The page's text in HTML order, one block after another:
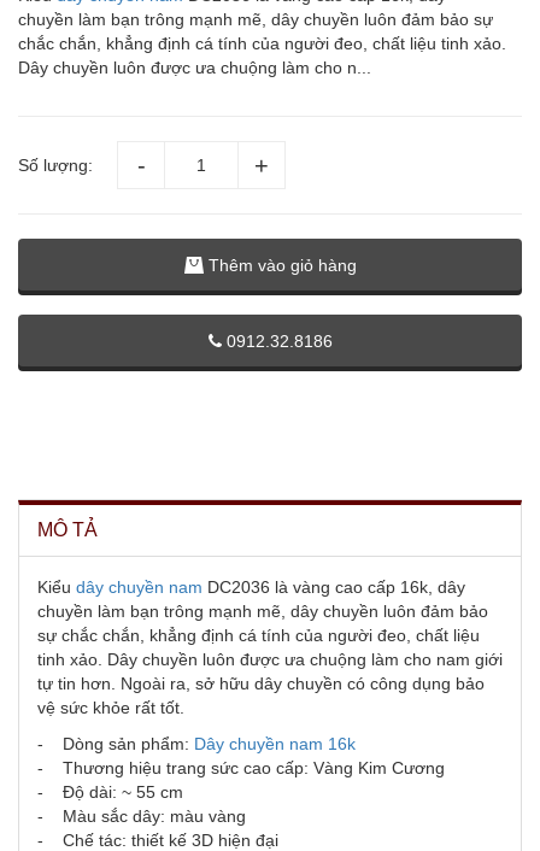
chuyền làm bạn trông mạnh mẽ, dây chuyền luôn đảm bảo sự
chắc chắn, khẳng định cá tính của người đeo, chất liệu tinh xảo.
Dây chuyền luôn được ưa chuộng làm cho n...
Số lượng:
Thêm vào giỏ hàng
0912.32.8186
MÔ TẢ
Kiểu dây chuyền nam DC2036 là vàng cao cấp 16k, dây
chuyền làm bạn trông mạnh mẽ, dây chuyền luôn đảm bảo
sự chắc chắn, khẳng định cá tính của người đeo, chất liệu
tinh xảo. Dây chuyền luôn được ưa chuộng làm cho nam giới
tự tin hơn. Ngoài ra, sở hữu dây chuyền có công dụng bảo
vệ sức khỏe rất tốt.
- Dòng sản phẩm: Dây chuyền nam 16k
- Thương hiệu trang sức cao cấp: Vàng Kim Cương
- Độ dài: ~ 55 cm
- Màu sắc dây: màu vàng
- Chế tác: thiết kế 3D hiện đại